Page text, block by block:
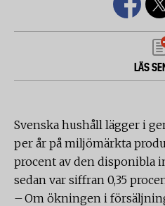
LÄS
Svenska hushåll lägger i
per år på miljömärkta
procent av den disponibla
sedan var siffran 0,35
– Om ökningen i